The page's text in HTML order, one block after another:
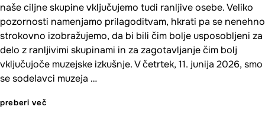
naše ciljne skupine vključujemo tudi ranljive osebe. Veliko
pozornosti namenjamo prilagoditvam, hkrati pa se nenehno
strokovno izobražujemo, da bi bili čim bolje usposobljeni za
delo z ranljivimi skupinami in za zagotavljanje čim bolj
vključujoče muzejske izkušnje. V četrtek, 11. junija 2026, smo
se sodelavci muzeja …
preberi več